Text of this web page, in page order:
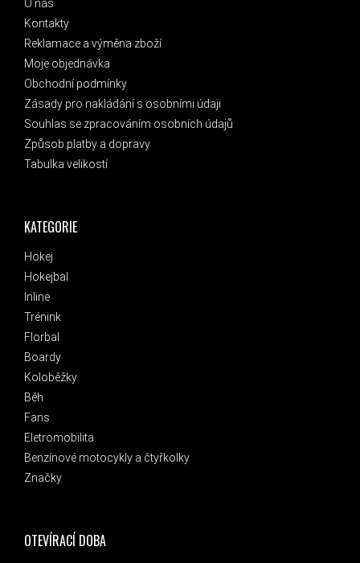
KATEGORIE
Hokej
Hokejbal
Inline
Trénink
Florbal
Boardy
Koloběžky
Běh
Fans
Eletromobilita
Benzínové motocykly a čtyřkolky
Značky
O nás
Kontakty
Reklamace a výměna zboží
Moje objednávka
Obchodní podmínky
Zásady pro nakládání s osobními údaji
Souhlas se zpracováním osobních údajů
Způsob platby a dopravy
Tabulka velikostí
OTEVÍRACÍ DOBA